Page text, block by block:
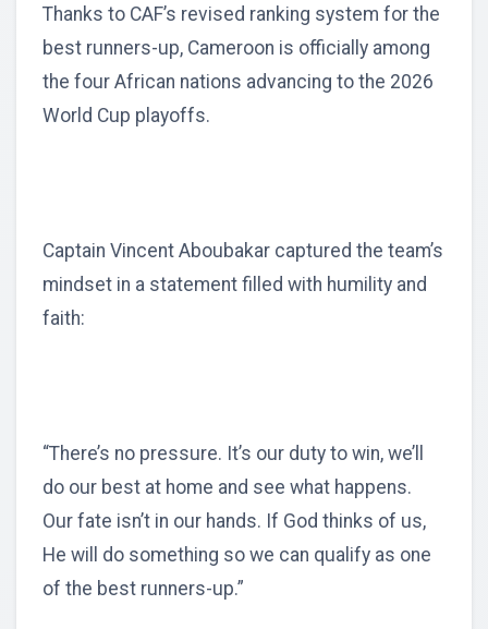
Thanks to CAF’s revised ranking system for the
best runners-up, Cameroon is officially among
the four African nations advancing to the 2026
World Cup playoffs.
Captain Vincent Aboubakar captured the team’s
mindset in a statement filled with humility and
faith:
“There’s no pressure. It’s our duty to win, we’ll
do our best at home and see what happens.
Our fate isn’t in our hands. If God thinks of us,
He will do something so we can qualify as one
of the best runners-up.”